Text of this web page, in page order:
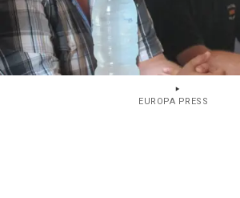
EUROPA PRESS